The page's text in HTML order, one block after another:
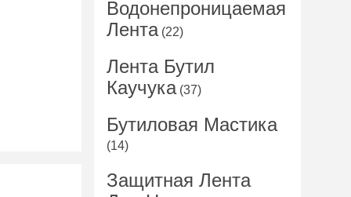
Водонепроницаемая
Лента(22)
Лента Бутил
Каучука(37)
Бутиловая Мастика
(14)
Защитная Лента